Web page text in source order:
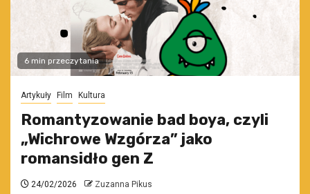
6 min przeczytania
Artykuły Film Kultura
Romantyzowanie bad boya, czyli
„Wichrowe Wzgórza” jako
romansidło gen Z
24/02/2026 Zuzanna Pikus